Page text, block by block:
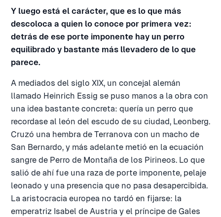
Y luego está el carácter, que es lo que más
descoloca a quien lo conoce por primera vez:
detrás de ese porte imponente hay un perro
equilibrado y bastante más llevadero de lo que
parece.
A mediados del siglo XIX, un concejal alemán
llamado Heinrich Essig se puso manos a la obra con
una idea bastante concreta: quería un perro que
recordase al león del escudo de su ciudad, Leonberg.
Cruzó una hembra de Terranova con un macho de
San Bernardo, y más adelante metió en la ecuación
sangre de Perro de Montaña de los Pirineos. Lo que
salió de ahí fue una raza de porte imponente, pelaje
leonado y una presencia que no pasa desapercibida.
La aristocracia europea no tardó en fijarse: la
emperatriz Isabel de Austria y el príncipe de Gales